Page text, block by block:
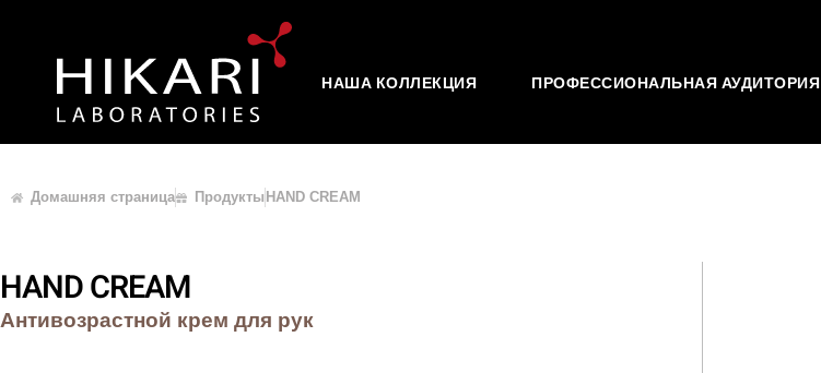
НАША КОЛЛЕКЦИЯ ПРОФЕССИОНАЛЬНАЯ АУДИТОРИЯ
Домашняя страница Продукты HAND CREAM
HAND CREAM
Антивозрастной крем для рук